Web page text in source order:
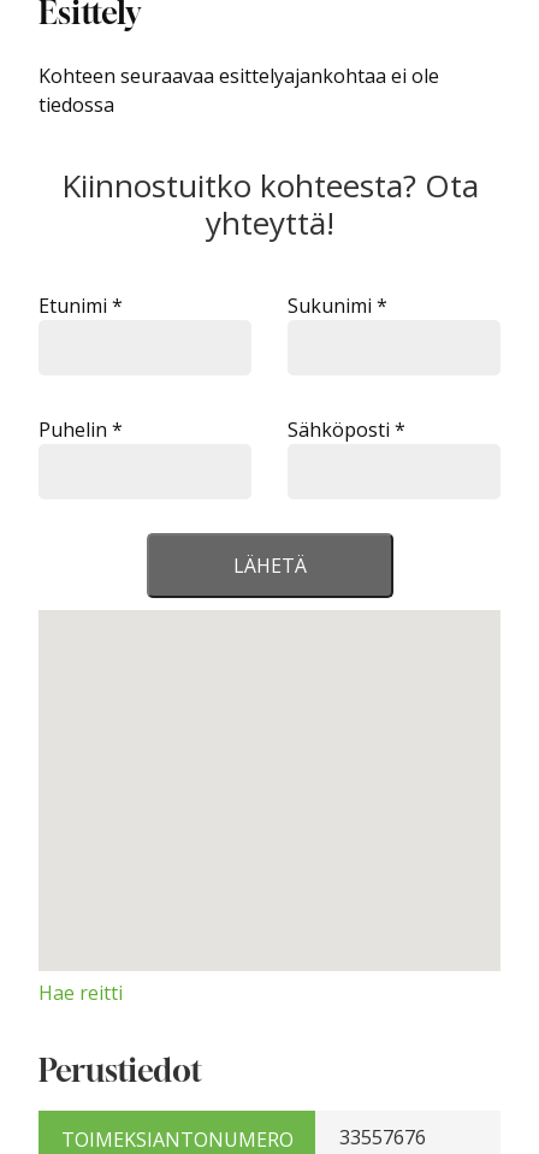
Esittely
Kohteen seuraavaa esittelyajankohtaa ei ole
tiedossa
Kiinnostuitko kohteesta? Ota
yhteyttä!
Etunimi * Sukunimi *
Puhelin * Sähköposti *
Hae reitti
Perustiedot
TOIMEKSIANTONUMERO 33557676